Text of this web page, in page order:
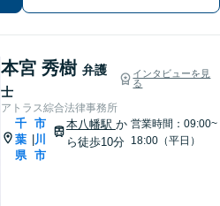
本宮 秀樹 弁護
士
インタビューを見
る
アトラス綜合法律事務所
千
葉
県
市
川
市
本八幡駅 か
ら徒歩10分
営業時間：09:00~
18:00（平日）